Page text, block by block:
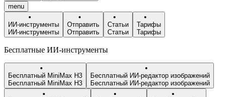
menu
ИИ-инструменты
ИИ-инструменты
Отправить
Отправить
Статьи
Статьи
Тарифы
Тарифы
Бесплатные ИИ-инструменты
Бесплатный MiniMax H3
Бесплатный MiniMax H3
Бесплатный ИИ-редактор изображений
Бесплатный ИИ-редактор изображений